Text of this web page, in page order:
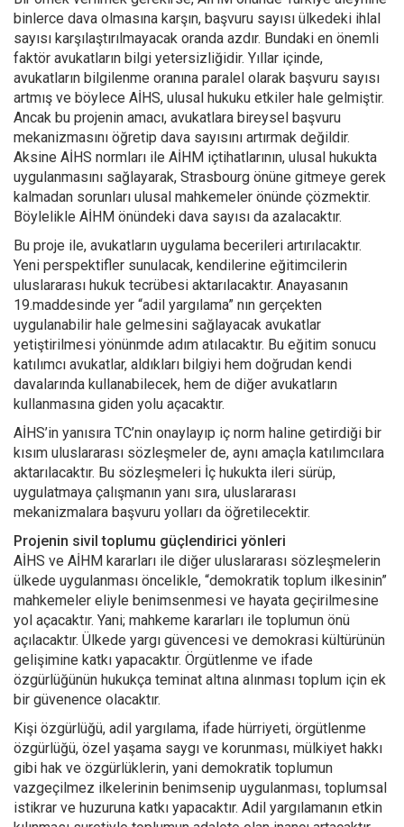
binlerce dava olmasına karşın, başvuru sayısı ülkedeki ihlal
sayısı karşılaştırılmayacak oranda azdır. Bundaki en önemli
faktör avukatların bilgi yetersizliğidir. Yıllar içinde,
avukatların bilgilenme oranına paralel olarak başvuru sayısı
artmış ve böylece AİHS, ulusal hukuku etkiler hale gelmiştir.
Ancak bu projenin amacı, avukatlara bireysel başvuru
mekanizmasını öğretip dava sayısını artırmak değildir.
Aksine AİHS normları ile AİHM içtihatlarının, ulusal hukukta
uygulanmasını sağlayarak, Strasbourg önüne gitmeye gerek
kalmadan sorunları ulusal mahkemeler önünde çözmektir.
Böylelikle AİHM önündeki dava sayısı da azalacaktır.
Bu proje ile, avukatların uygulama becerileri artırılacaktır.
Yeni perspektifler sunulacak, kendilerine eğitimcilerin
uluslararası hukuk tecrübesi aktarılacaktır. Anayasanın
19.maddesinde yer “adil yargılama” nın gerçekten
uygulanabilir hale gelmesini sağlayacak avukatlar
yetiştirilmesi yönünmde adım atılacaktır. Bu eğitim sonucu
katılımcı avukatlar, aldıkları bilgiyi hem doğrudan kendi
davalarında kullanabilecek, hem de diğer avukatların
kullanmasına giden yolu açacaktır.
AİHS’in yanısıra TC’nin onaylayıp iç norm haline getirdiği bir
kısım uluslararası sözleşmeler de, aynı amaçla katılımcılara
aktarılacaktır. Bu sözleşmeleri İç hukukta ileri sürüp,
uygulatmaya çalışmanın yanı sıra, uluslararası
mekanizmalara başvuru yolları da öğretilecektir.
Projenin sivil toplumu güçlendirici yönleri
AİHS ve AİHM kararları ile diğer uluslararası sözleşmelerin
ülkede uygulanması öncelikle, “demokratik toplum ilkesinin”
mahkemeler eliyle benimsenmesi ve hayata geçirilmesine
yol açacaktır. Yani; mahkeme kararları ile toplumun önü
açılacaktır. Ülkede yargı güvencesi ve demokrasi kültürünün
gelişimine katkı yapacaktır. Örgütlenme ve ifade
özgürlüğünün hukukça teminat altına alınması toplum için ek
bir güvenence olacaktır.
Kişi özgürlüğü, adil yargılama, ifade hürriyeti, örgütlenme
özgürlüğü, özel yaşama saygı ve korunması, mülkiyet hakkı
gibi hak ve özgürlüklerin, yani demokratik toplumun
vazgeçilmez ilkelerinin benimsenip uygulanması, toplumsal
istikrar ve huzuruna katkı yapacaktır. Adil yargılamanın etkin